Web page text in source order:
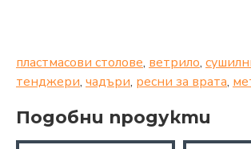
пластмасови столове, ветрило,
тенджери, чадъри, ресни за врата,
Подобни продукти